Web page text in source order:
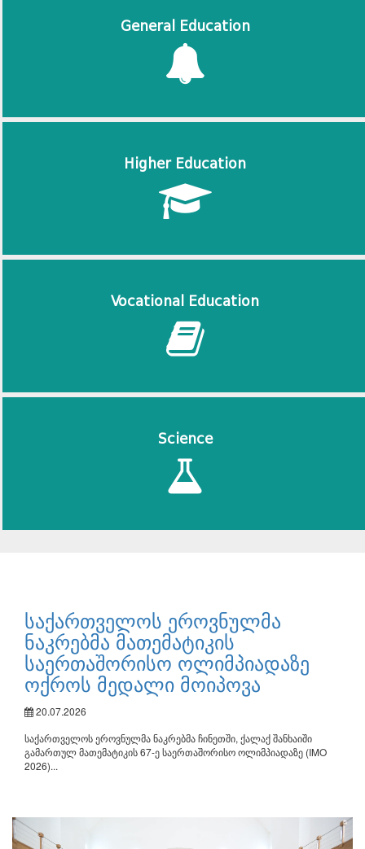
General Education
Higher Education
Vocational Education
Science
საქართველოს ეროვნულმა
ნაკრებმა მათემატიკის
საერთაშორისო ოლიმპიადაზე
ოქროს მედალი მოიპოვა
20.07.2026
საქართველოს ეროვნულმა ნაკრებმა ჩინეთში, ქალაქ შანხაიში
გამართულ მათემატიკის 67-ე საერთაშორისო ოლიმპიადაზე (IMO
2026)...